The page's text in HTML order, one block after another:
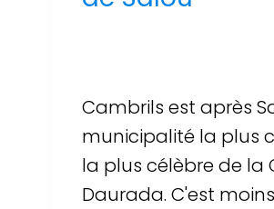
Cambrils est après
municipalité la plus
la plus célèbre de la
Daurada. C'est